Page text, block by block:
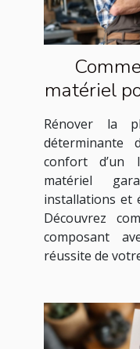
matériel
Rénover la
déterminante
confort d’un
matériel
installations et
Découvrez
composant
réussite de